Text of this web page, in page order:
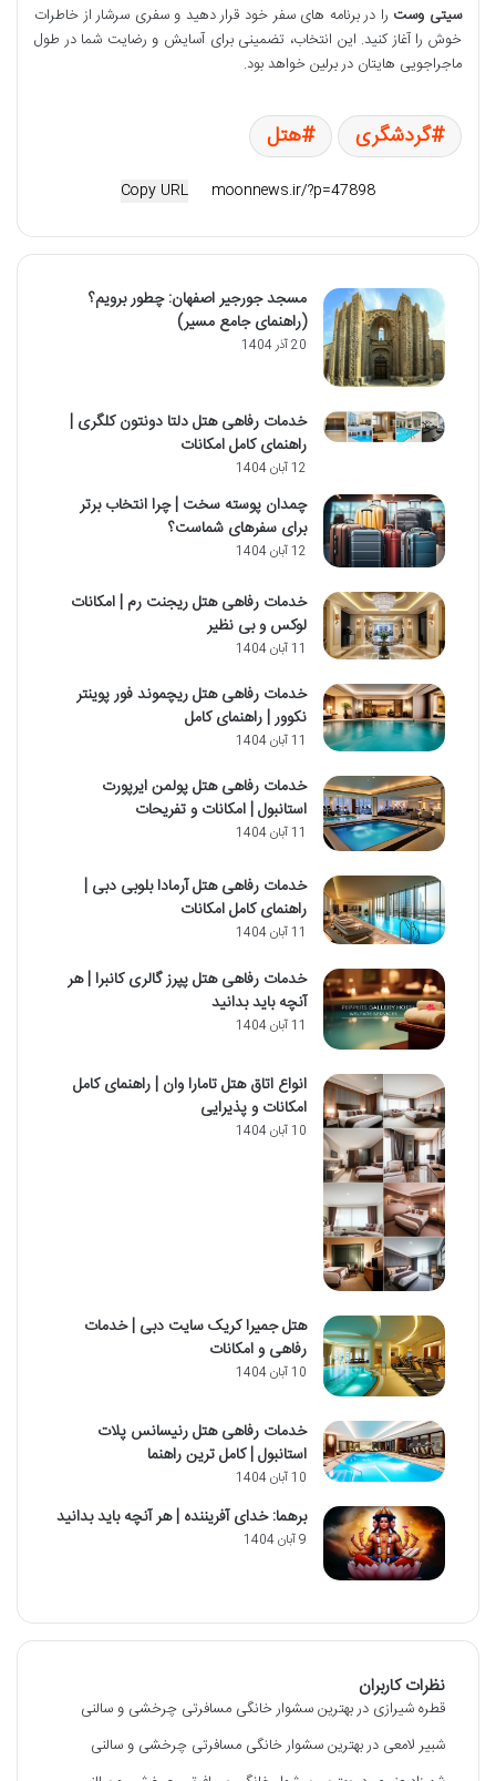
سیتی وست را در برنامه های سفر خود قرار دهید و سفری سرشار از خاطرات
خوش را آغاز کنید. این انتخاب، تضمینی برای آسایش و رضایت شما در طول
ماجراجویی هایتان در برلین خواهد بود.
گردشگری هتل
Copy URL
مسجد جورجیر اصفهان: چطور برویم؟
(راهنمای جامع مسیر)
20 آذر 1404
خدمات رفاهی هتل دلتا دونتون کلگری |
راهنمای کامل امکانات
12 آبان 1404
چمدان پوسته سخت | چرا انتخاب برتر
برای سفرهای شماست؟
12 آبان 1404
خدمات رفاهی هتل ریجنت رم | امکانات
لوکس و بی نظیر
11 آبان 1404
خدمات رفاهی هتل ریچموند فور پوینتر
نکوور | راهنمای کامل
11 آبان 1404
خدمات رفاهی هتل پولمن ایرپورت
استانبول | امکانات و تفریحات
11 آبان 1404
خدمات رفاهی هتل آرمادا بلوبی دبی |
راهنمای کامل امکانات
11 آبان 1404
خدمات رفاهی هتل پپرز گالری کانبرا | هر
آنچه باید بدانید
11 آبان 1404
انواع اتاق هتل تامارا وان | راهنمای کامل
امکانات و پذیرایی
10 آبان 1404
هتل جمیرا کریک سایت دبی | خدمات
رفاهی و امکانات
10 آبان 1404
خدمات رفاهی هتل رنیسانس پلات
استانبول | کامل ترین راهنما
10 آبان 1404
برهما: خدای آفریننده | هر آنچه باید بدانید
9 آبان 1404
نظرات کاربران
قطره شیرازی دربهترین سشوار خانگی مسافرتی چرخشی و سالنی
شبیر لامعی دربهترین سشوار خانگی مسافرتی چرخشی و سالنی